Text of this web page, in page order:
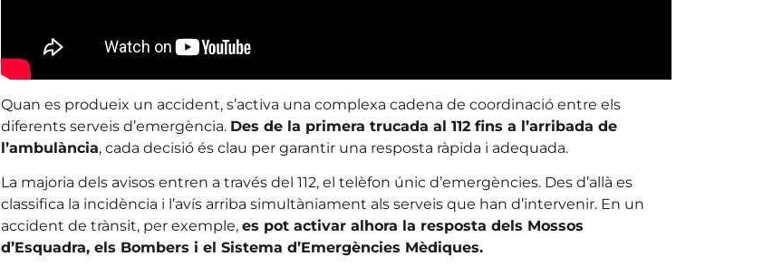
Quan es produeix un accident, s’activa una complexa cadena de coordinació entre els
diferents serveis d’emergència. Des de la primera trucada al 112 fins a l’arribada de
l’ambulància, cada decisió és clau per garantir una resposta ràpida i adequada.
La majoria dels avisos entren a través del 112, el telèfon únic d’emergències. Des d’allà es
classifica la incidència i l’avís arriba simultàniament als serveis que han d’intervenir. En un
accident de trànsit, per exemple, es pot activar alhora la resposta dels Mossos
d’Esquadra, els Bombers i el Sistema d’Emergències Mèdiques.